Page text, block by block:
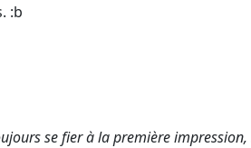
:b
se fier à la première